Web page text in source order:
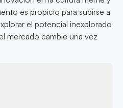
es propicio para subirse a
el potencial inexplorado
mercado cambie una vez